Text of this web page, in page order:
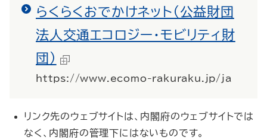
らくらくおでかけネット（公益財団
法人交通エコロジー・モビリティ財
団）
https://www.ecomo-rakuraku.jp/ja
リンク先のウェブサイトは、内閣府のウェブサイトでは
なく、内閣府の管理下にはないものです。